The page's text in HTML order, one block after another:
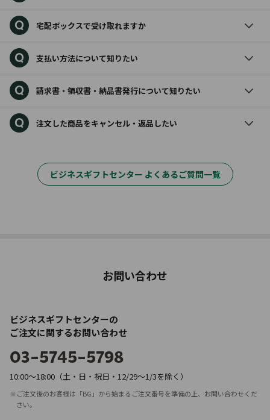
宅配ボックスで受け取れますか
支払い方法について知りたい
請求書・領収書・納品書発行について知りたい
注文した商品をキャンセル・返品したい
ビジネスギフトセンター よくあるご質問一覧
お問い合わせ
ビジネスギフトセンターの
ご注文に関するお問い合わせ
03-5745-5798
10:00～18:00（土・日・祝日・12/29～1/3を除く）
※ご注文後のお客様は「BG」から始まるご注文番号を準備の上、 お問い合わせくだ
さい。